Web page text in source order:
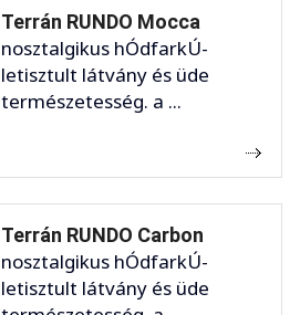
Terrán RUNDO Mocca
nosztalgikus hÓdfarkÚ-
letisztult látvány és üde
természetesség. a ...
Terrán RUNDO Carbon
nosztalgikus hÓdfarkÚ-
letisztult látvány és üde